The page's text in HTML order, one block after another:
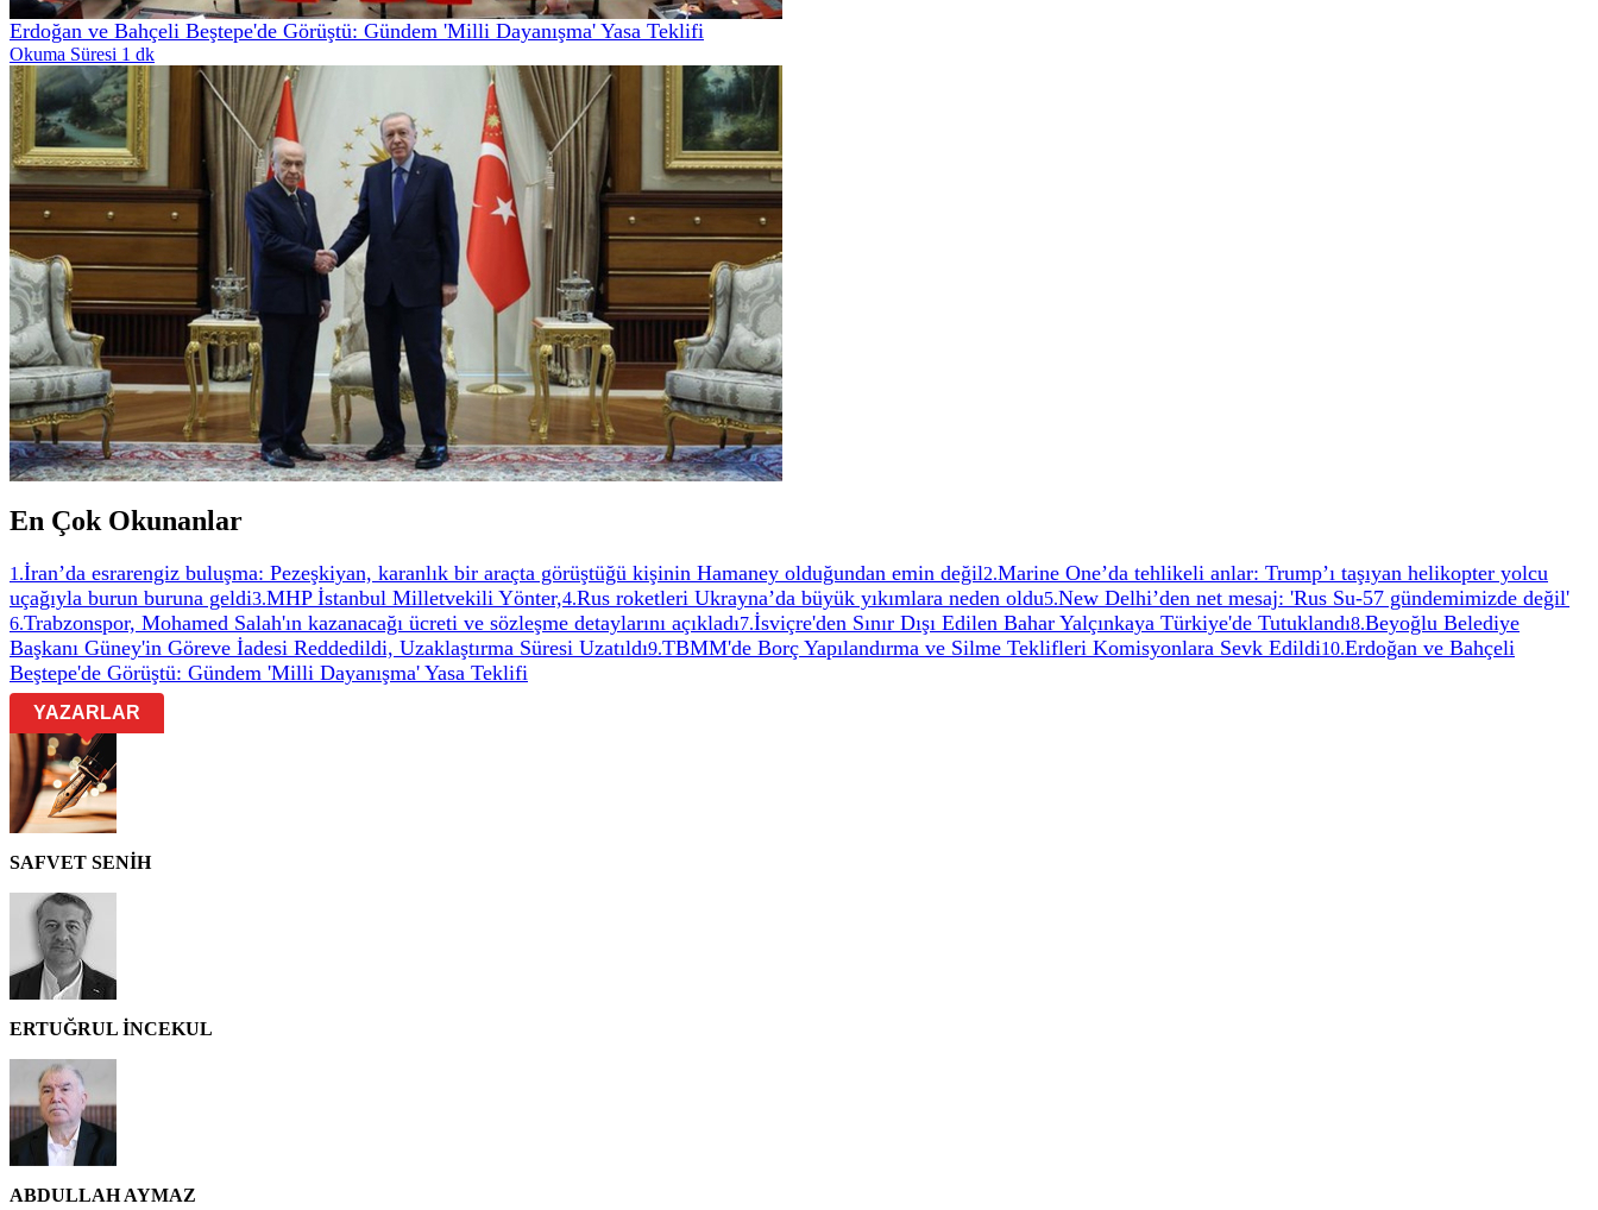
Erdoğan ve Bahçeli Beştepe'de Görüştü: Gündem 'Milli Dayanışma' Yasa Teklifi
Okuma Süresi 1 dk
En Çok Okunanlar
1 .İran’da esrarengiz buluşma: Pezeşkiyan, karanlık bir araçta görüştüğü kişinin Hamaney olduğundan emin değil2.Marine One’da tehlikeli anlar: Trump’ı taşıyan helikopter yolcu
uçağıyla burun buruna geldi3.MHP İstanbul Milletvekili Yönter,4.Rus roketleri Ukrayna’da büyük yıkımlara neden oldu5.New Delhi’den net mesaj: 'Rus Su-57 gündemimizde değil'
6.Trabzonspor, Mohamed Salah'ın kazanacağı ücreti ve sözleşme detaylarını açıkladı7.İsviçre'den Sınır Dışı Edilen Bahar Yalçınkaya Türkiye'de Tutuklandı8.Beyoğlu Belediye
Başkanı Güney'in Göreve İadesi Reddedildi, Uzaklaştırma Süresi Uzatıldı9.TBMM'de Borç Yapılandırma ve Silme Teklifleri Komisyonlara Sevk Edildi10.Erdoğan ve Bahçeli
Beştepe'de Görüştü: Gündem 'Milli Dayanışma' Yasa Teklifi
YAZARLAR
SAFVET SENİH
ERTUĞRUL İNCEKUL
ABDULLAH AYMAZ